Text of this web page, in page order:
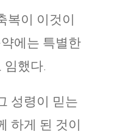
복이 이것이
에는 특별한
임했다.
성령이 믿는
하게 된 것이